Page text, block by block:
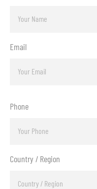
Email
Phone
Country / Region